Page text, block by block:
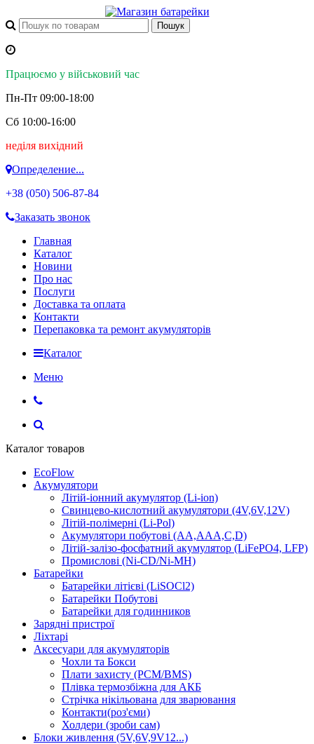
Працюємо у військовий час
Пн-Пт 09:00-18:00
Сб 10:00-16:00
неділя вихідний
Определение...
+38 (050) 506-87-84
Заказать звонок
Главная
Каталог
Новини
Про нас
Послуги
Доставка та оплата
Контакти
Перепаковка та ремонт акумуляторів
Каталог
Меню
Каталог товаров
EcoFlow
Акумулятори
Літій-іонний акумулятор (Li-ion)
Свинцево-кислотний акумулятори (4V,6V,12V)
Літій-полімерні (Li-Pol)
Акумулятори побутові (AA,AAA,C,D)
Літій-залізо-фосфатний акумулятор (LiFePO4, LFP)
Промислові (Ni-CD/Ni-MH)
Батарейки
Батарейки літієві (LiSOCl2)
Батарейки Побутові
Батарейки для годинников
Зарядні пристрої
Ліхтарі
Аксесуари для акумуляторів
Чохли та Бокси
Плати захисту (PCM/BMS)
Плівка термозбіжна для АКБ
Стрічка нікільована для зварювання
Контакти(роз'єми)
Холдери (зроби сам)
Блоки живлення (5V,6V,9V12...)